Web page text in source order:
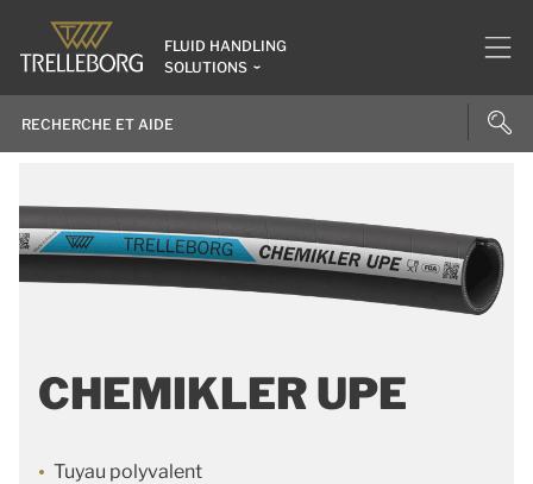
FLUID HANDLING
SOLUTIONS
CHEMIKLER UPE
Tuyau polyvalent